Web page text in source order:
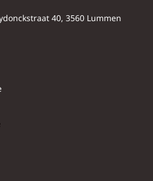
40, 3560 Lummen